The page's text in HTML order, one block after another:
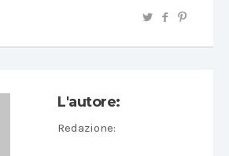
L'autore:
Redazione: